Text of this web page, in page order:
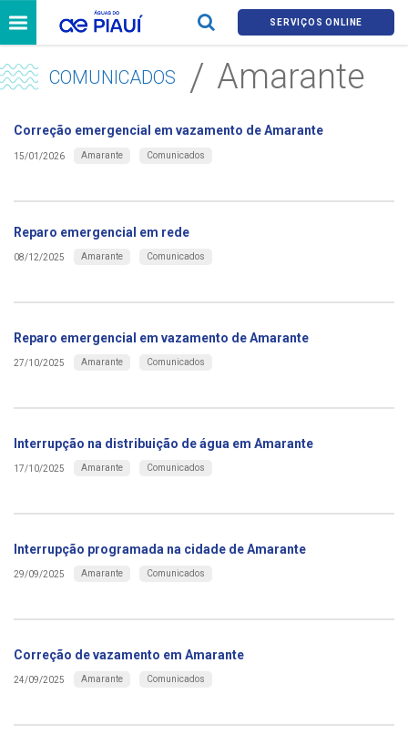
SERVIÇOS ONLINE
COMUNICADOS Amarante
Correção emergencial em vazamento de Amarante
15/01/2026 Amarante Comunicados
Reparo emergencial em rede
08/12/2025 Amarante Comunicados
Reparo emergencial em vazamento de Amarante
27/10/2025 Amarante Comunicados
Interrupção na distribuição de água em Amarante
17/10/2025 Amarante Comunicados
Interrupção programada na cidade de Amarante
29/09/2025 Amarante Comunicados
Correção de vazamento em Amarante
24/09/2025 Amarante Comunicados